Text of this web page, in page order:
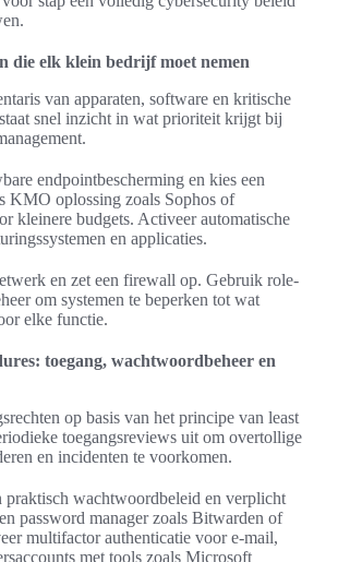
die elk klein bedrijf moet nemen
van apparaten, software en kritische
snel inzicht in wat prioriteit krijgt bij
endpointbescherming en kies een
KMO oplossing zoals Sophos of
kleinere budgets. Activeer automatische
en applicaties.
en zet een firewall op. Gebruik role-
om systemen te beperken tot wat
elke functie.
toegang, wachtwoordbeheer en
op basis van het principe van least
toegangsreviews uit om overtollige
en incidenten te voorkomen.
praktisch wachtwoordbeleid en verplicht
password manager zoals Bitwarden of
multifactor authenticatie voor e-mail,
met tools zoals Microsoft